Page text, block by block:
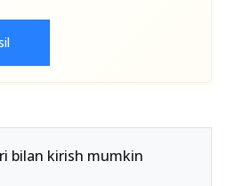
bilan kirish mumkin